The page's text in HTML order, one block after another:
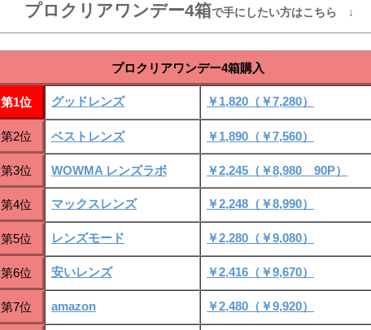
プロクリアワンデー4箱で手にしたい方はこちら ↓
プロクリアワンデー4箱購入
第1位 グッドレンズ ￥1,820（￥7,280）
第2位 ベストレンズ ￥1,890（￥7,560）
第3位 WOWMA レンズラボ ￥2,245（￥8,980 90P）
第4位 マックスレンズ ￥2,248（￥8,990）
第5位 レンズモード ￥2,280（￥9,080）
第6位 安いレンズ ￥2,416（￥9,670）
第7位 amazon ￥2,480（￥9,920）